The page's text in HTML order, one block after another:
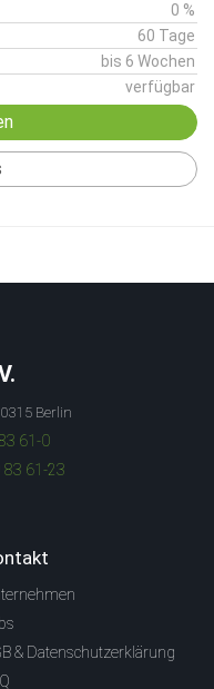
0 %
60 Tage
bis 6 Wochen
verfügbar
Berlin
61-0
83 61-23
& Datenschutzerklärung